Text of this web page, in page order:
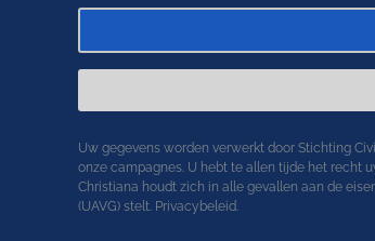
Uw gegevens worden verwerkt door Stichting
onze campagnes. U hebt te allen tijde het recht
Christiana houdt zich in alle gevallen aan de
(UAVG) stelt. Privacybeleid